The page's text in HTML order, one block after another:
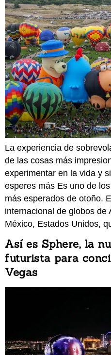
La experiencia de
de las cosas más
experimentar en la vida y
esperes más Es uno de
más esperados de otoño.
internacional de globos de
México, Estados Unidos,
Así es Sphere, la
futurista para
Vegas